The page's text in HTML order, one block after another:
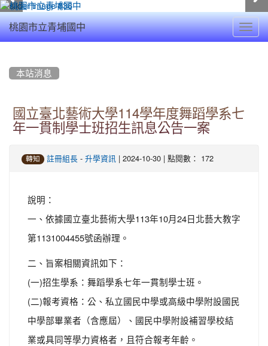
桃園市立青埔國中
本站消息
國立臺北藝術大學114學年度舞蹈學系七
年一貫制學士班招生訊息公告一案
轉知 註冊組長 - 升學資訊 | 2024-10-30 | 點閱數： 172
說明：
一、依據國立臺北藝術大學113年10月24日北藝大教字
第1131004455號函辦理。
二、旨案相關資訊如下：
(一)招生學系：舞蹈學系七年一貫制學士班。
(二)報考資格：公、私立國民中學或高級中學附設國民
中學部畢業者（含應屆）、國民中學附設補習學校結
業或具同等學力資格者，且符合報考年齡。